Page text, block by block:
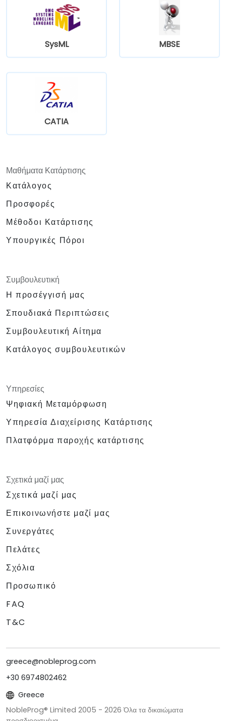
SysML MBSE
CATIA
Μαθήματα Κατάρτισης
Κατάλογος
Προσφορές
Μέθοδοι Κατάρτισης
Υπουργικές Πόροι
Συμβουλευτική
Η προσέγγισή μας
Σπουδιακά Περιπτώσεις
Συμβουλευτική Αίτημα
Κατάλογος συμβουλευτικών
Υπηρεσίες
Ψηφιακή Μεταμόρφωση
Υπηρεσία Διαχείρισης Κατάρτισης
Πλατφόρμα παροχής κατάρτισης
Σχετικά μαζί μας
Σχετικά μαζί μας
Επικοινωνήστε μαζί μας
Συνεργάτες
Πελάτες
Σχόλια
Προσωπικό
FAQ
T&C
greece@nobleprog.com
+30 6974802462
Greece
NobleProg® Limited 2005 - 2026 Όλα τα δικαιώματα